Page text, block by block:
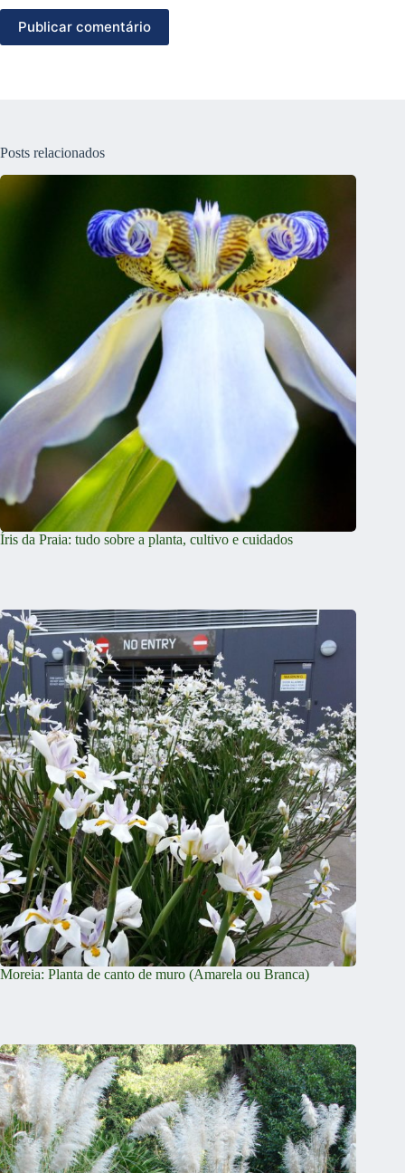
Publicar comentário
Posts relacionados
Íris da Praia: tudo sobre a planta, cultivo e cuidados
Moreia: Planta de canto de muro (Amarela ou Branca)